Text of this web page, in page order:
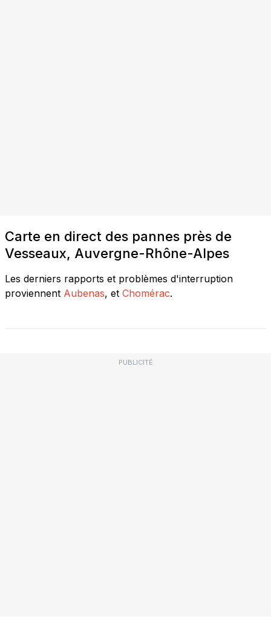
Carte en direct des pannes près de
Vesseaux, Auvergne-Rhône-Alpes
Les derniers rapports et problèmes d'interruption
proviennent Aubenas, et Chomérac.
PUBLICITÉ